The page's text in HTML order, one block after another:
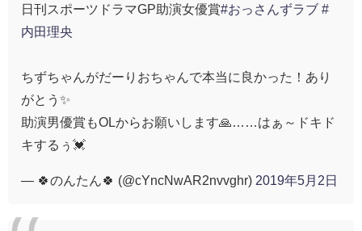
日刊スポーツドラマGP助演女優賞#おっさんずラブ #
内田理央
ちずちゃんがだーりおちゃんで本当に良かった！あり
がとう✨
助演男優賞もOLからお願いします🙏……はぁ～ドキド
キするぅ💓
— 🍀のんたん🍀 (@cYncNwAR2nvvghr) 2019年5月2日